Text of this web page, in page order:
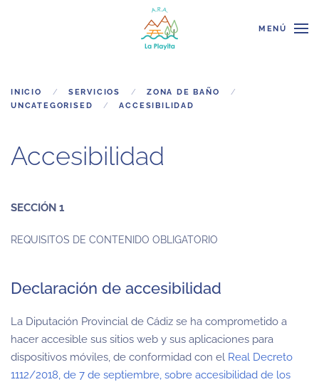
MENÚ
INICIO SERVICIOS
ZONA DE BAÑO
UNCATEGORISED
ACCESIBILIDAD
Accesibilidad
SECCIÓN 1
REQUISITOS DE CONTENIDO OBLIGATORIO
Declaración de accesibilidad
La Diputación Provincial de Cádiz se ha comprometido a
hacer accesible sus sitios web y sus aplicaciones para
dispositivos móviles, de conformidad con el Real Decreto
1112/2018, de 7 de septiembre, sobre accesibilidad de los